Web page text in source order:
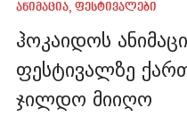
ანიმაცია, ფესტივალები
ჰოკაიდოს
ფესტივალზე
ჯილდო მიიღო